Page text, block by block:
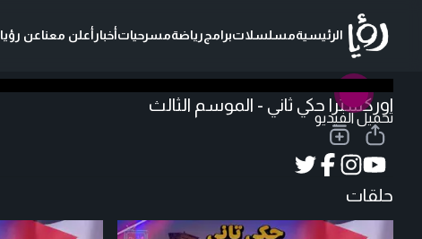
الرئيسيةمسلسلاتبرامجرياضةمسرحياتأخبارأعلن معناعن رؤيا
تحميل الفيديو
اوركسترا حكي ثاني - الموسم الثالث
حلقات